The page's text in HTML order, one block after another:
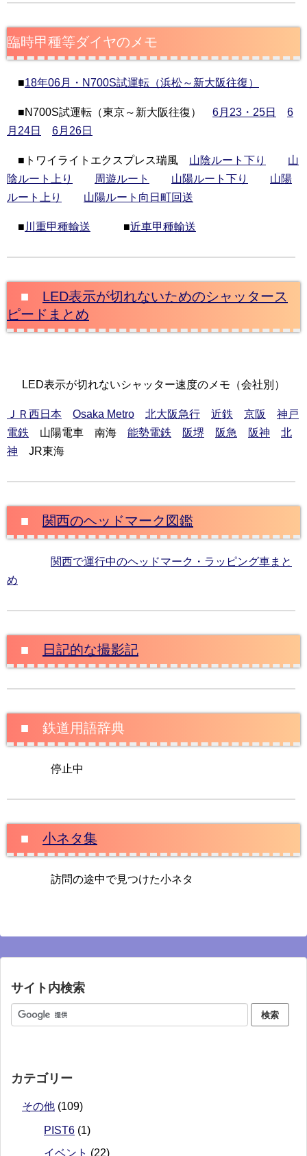
臨時甲種等ダイヤのメモ
■18年06月・N700S試運転（浜松～新大阪往復）
■N700S試運転（東京～新大阪往復） 6月23・25日
6
月24日
6月26日
■トワイライトエクスプレス瑞風 山陰ルート下り
山
陰ルート上り
周遊ルート 山陽ルート下り
山陽
ルート上り
山陽ルート向日町回送
■ 川重甲種輸送 ■近車甲種輸送
■ LED表示が切れないためのシャッタース
ピードまとめ
LED表示が切れないシャッター速度のメモ（会社別）
ＪＲ西日本 Osaka Metro 北大阪急行 近鉄 京阪
神戸
電鉄 山陽電車 南海 能勢電鉄 阪堺 阪急 阪神
北
神 JR東海
■ 関西のヘッドマーク図鑑
関西で運行中のヘッドマーク・ラッピング車まと
め
■ 日記的な撮影記
■ 鉄道用語辞典
停止中
■ 小ネタ集
訪問の途中で見つけた小ネタ
サイト内検索
カテゴリー
その他 (109)
PIST6 (1)
イベント (22)